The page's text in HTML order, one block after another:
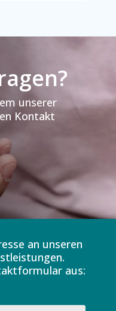
unserer
Kontakt
an unseren
aus: